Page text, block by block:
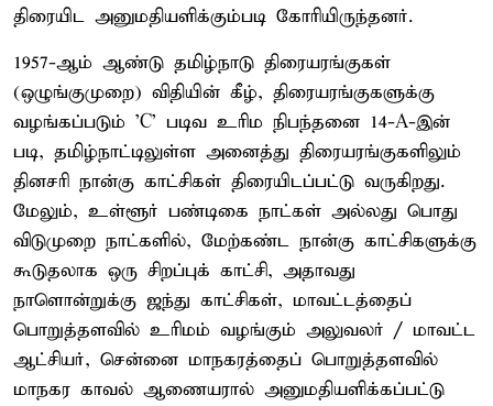
திரையிட அனுமதியளிக்கும்படி கோரியிருந்தனர்.
1957-ஆம் ஆண்டு தமிழ்நாடு திரையரங்குகள்
(ஒழுங்குமுறை) விதியின் கீழ், திரையரங்குகளுக்கு
வழங்கப்படும் 'C' படிவ உரிம நிபந்தனை 14-A-இன்
படி, தமிழ்நாட்டிலுள்ள அனைத்து திரையரங்குகளிலும்
தினசரி நான்கு காட்சிகள் திரையிடப்பட்டு வருகிறது.
மேலும், உள்ளூர் பண்டிகை நாட்கள் அல்லது பொது
விடுமுறை நாட்களில், மேற்கண்ட நான்கு காட்சிகளுக்கு
கூடுதலாக ஒரு சிறப்புக் காட்சி, அதாவது
நாளொன்றுக்கு ஜந்து காட்சிகள், மாவட்டத்தைப்
பொறுத்தளவில் உரிமம் வழங்கும் அலுவலர் / மாவட்ட
ஆட்சியர், சென்னை மாநகரத்தைப் பொறுத்தளவில்
மாநகர காவல் ஆணையரால் அனுமதியளிக்கப்பட்டு